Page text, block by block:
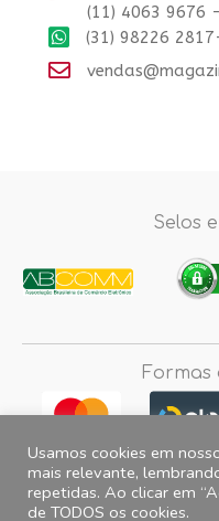
(11) 4063 9676
(31) 98226
Selos
Formas
Fotos e imagens meramente
Usamos cookies em
mais relevante,
repetidas. Ao clicar em
de TODOS os cookies.